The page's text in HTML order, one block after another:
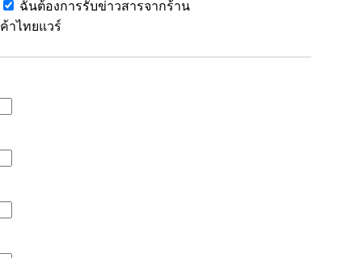
ฉันต้องการรับข่าวสารจากร้าน
ค้าไทยแวร์